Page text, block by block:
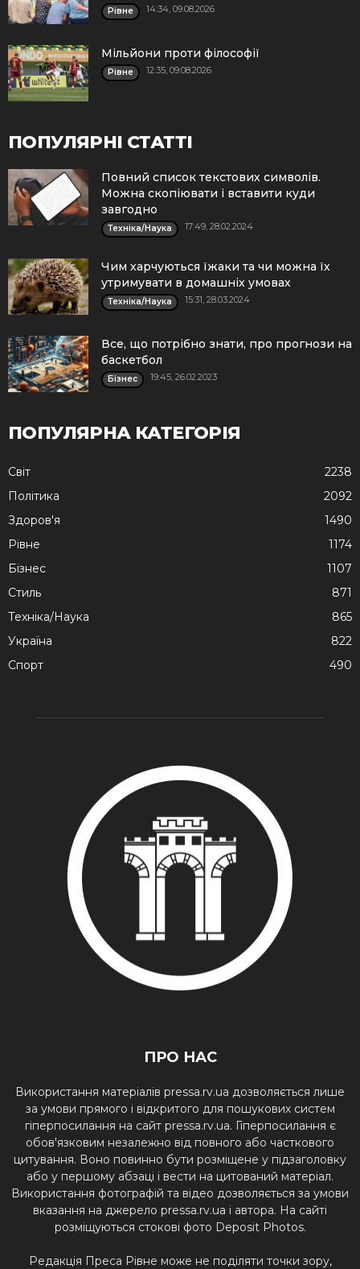
Рівне 14:34, 09.08.2026
Мільйони проти філософії
Рівне 12:35, 09.08.2026
ПОПУЛЯРНІ СТАТТІ
Повний список текстових символів.
Можна скопіювати і вставити куди
завгодно
Техніка/Наука 17:49, 28.02.2024
Чим харчуються їжаки та чи можна їх
утримувати в домашніх умовах
Техніка/Наука 15:31, 28.03.2024
Все, що потрібно знати, про прогнози на
баскетбол
Бізнес 19:45, 26.02.2023
ПОПУЛЯРНА КАТЕГОРІЯ
Cвіт
2238
Політика
2092
Здоров'я
1490
Рівне
1174
Бізнес
1107
Стиль
871
Техніка/Наука
865
Україна
822
Спорт
490
ПРО НАС
Використання матеріалів pressa.rv.ua дозволяється лише
за умови прямого і відкритого для пошукових систем
гіперпосилання на сайт pressa.rv.ua. Гіперпосилання є
обов'язковим незалежно від повного або часткового
цитування. Воно повинно бути розміщене у підзаголовку
або у першому абзаці і вести на цитований матеріал.
Використання фотографій та відео дозволяється за умови
вказання на джерело pressa.rv.ua і автора. На сайті
розміщуються стокові фото Deposit Photos.
Редакція Преса Рівне може не поділяти точки зору,